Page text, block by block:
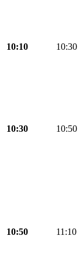
10:10 10:30
10:30 10:50
10:50 11:10